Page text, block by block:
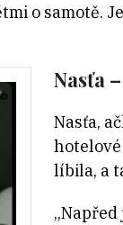
o samotě.
Nasťa
Nasťa,
líbila, a